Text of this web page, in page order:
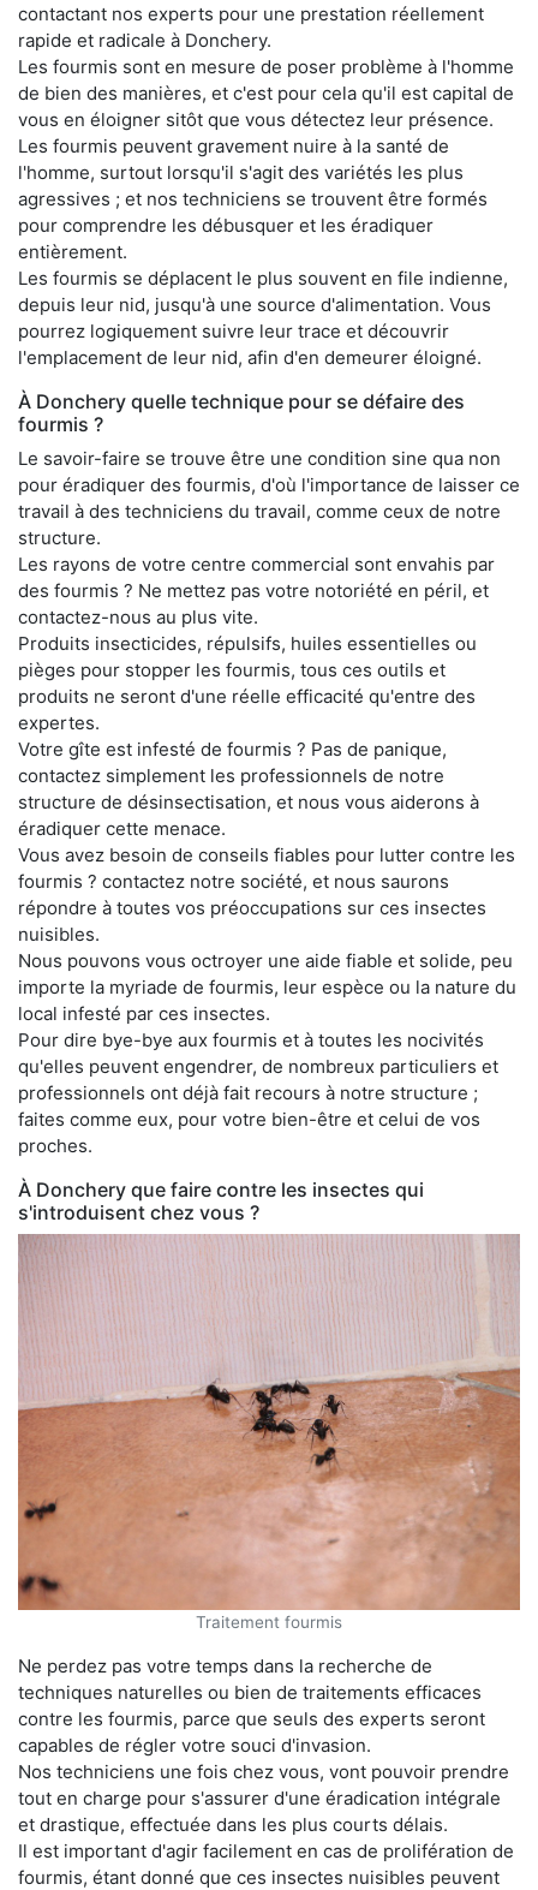
contactant nos experts pour une prestation réellement
rapide et radicale à Donchery.
Les fourmis sont en mesure de poser problème à l'homme
de bien des manières, et c'est pour cela qu'il est capital de
vous en éloigner sitôt que vous détectez leur présence.
Les fourmis peuvent gravement nuire à la santé de
l'homme, surtout lorsqu'il s'agit des variétés les plus
agressives ; et nos techniciens se trouvent être formés
pour comprendre les débusquer et les éradiquer
entièrement.
Les fourmis se déplacent le plus souvent en file indienne,
depuis leur nid, jusqu'à une source d'alimentation. Vous
pourrez logiquement suivre leur trace et découvrir
l'emplacement de leur nid, afin d'en demeurer éloigné.
À Donchery quelle technique pour se défaire des
fourmis ?
Le savoir-faire se trouve être une condition sine qua non
pour éradiquer des fourmis, d'où l'importance de laisser ce
travail à des techniciens du travail, comme ceux de notre
structure.
Les rayons de votre centre commercial sont envahis par
des fourmis ? Ne mettez pas votre notoriété en péril, et
contactez-nous au plus vite.
Produits insecticides, répulsifs, huiles essentielles ou
pièges pour stopper les fourmis, tous ces outils et
produits ne seront d'une réelle efficacité qu'entre des
expertes.
Votre gîte est infesté de fourmis ? Pas de panique,
contactez simplement les professionnels de notre
structure de désinsectisation, et nous vous aiderons à
éradiquer cette menace.
Vous avez besoin de conseils fiables pour lutter contre les
fourmis ? contactez notre société, et nous saurons
répondre à toutes vos préoccupations sur ces insectes
nuisibles.
Nous pouvons vous octroyer une aide fiable et solide, peu
importe la myriade de fourmis, leur espèce ou la nature du
local infesté par ces insectes.
Pour dire bye-bye aux fourmis et à toutes les nocivités
qu'elles peuvent engendrer, de nombreux particuliers et
professionnels ont déjà fait recours à notre structure ;
faites comme eux, pour votre bien-être et celui de vos
proches.
À Donchery que faire contre les insectes qui
s'introduisent chez vous ?
Traitement fourmis
Ne perdez pas votre temps dans la recherche de
techniques naturelles ou bien de traitements efficaces
contre les fourmis, parce que seuls des experts seront
capables de régler votre souci d'invasion.
Nos techniciens une fois chez vous, vont pouvoir prendre
tout en charge pour s'assurer d'une éradication intégrale
et drastique, effectuée dans les plus courts délais.
Il est important d'agir facilement en cas de prolifération de
fourmis, étant donné que ces insectes nuisibles peuvent